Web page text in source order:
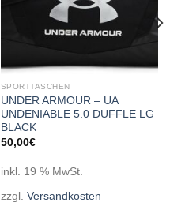
SPORTTASCHEN
UNDER ARMOUR – UA
UNDENIABLE 5.0 DUFFLE LG
BLACK
50,00€
inkl. 19 % MwSt.
zzgl. Versandkosten